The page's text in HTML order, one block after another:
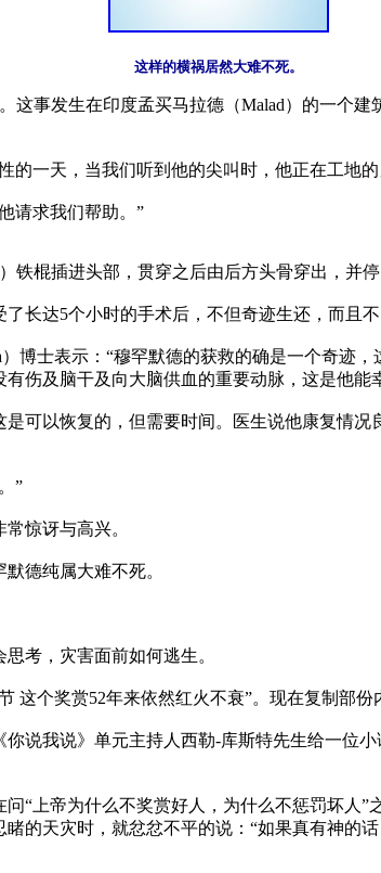
这样的横祸居然大难不死。
事发生在印度孟买马拉德（Malad）的一个建
的一天，当我们听到他的尖叫时，他正在工地
请求我们帮助。”
棍插进头部，贯穿之后由后方头骨穿出，并停
长达5个小时的手术后，不但奇迹生还，而且不
博士表示：“穆罕默德的获救的确是一个奇迹
伤及脑干及向大脑供血的重要动脉，这是他能
可以恢复的，但需要时间。医生说他康复情况
”
惊讶与高兴。
德纯属大难不死。
考，灾害面前如何逃生。
这个奖赏52年来依然红火不衰”。现在复制部
说我说》单元主持人西勒-库斯特先生给一位
“上帝为什么不奖赏好人，为什么不惩罚坏人
的天灾时，就忿忿不平的说：“如果真有神的